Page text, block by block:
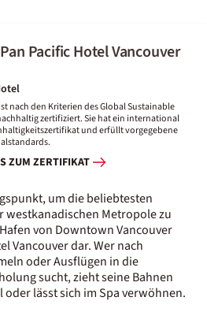
Pacific Hotel Vancouver
nach den Kriterien des Global Sustainable
zertifiziert. Sie hat ein international
und erfüllt vorgegebene
ZUM ZERTIFIKAT
um die beliebtesten
Metropole zu
von Downtown Vancouver
Vancouver dar. Wer nach
oder Ausflügen in die
sucht, zieht seine Bahnen
lässt sich im Spa verwöhnen.